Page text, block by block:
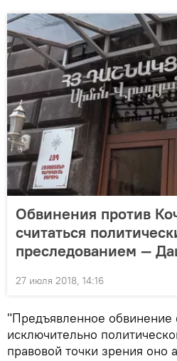
Обвинения против
считаться
преследованием —
27 июля 2018, 14:16
"Предъявленное обвинение
исключительно
правовой точки зрения оно